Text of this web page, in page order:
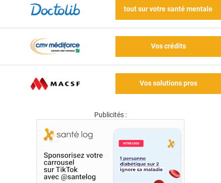
tout sur votre santé mentale
Vos crédits
Vos solutions pros
Publicités :